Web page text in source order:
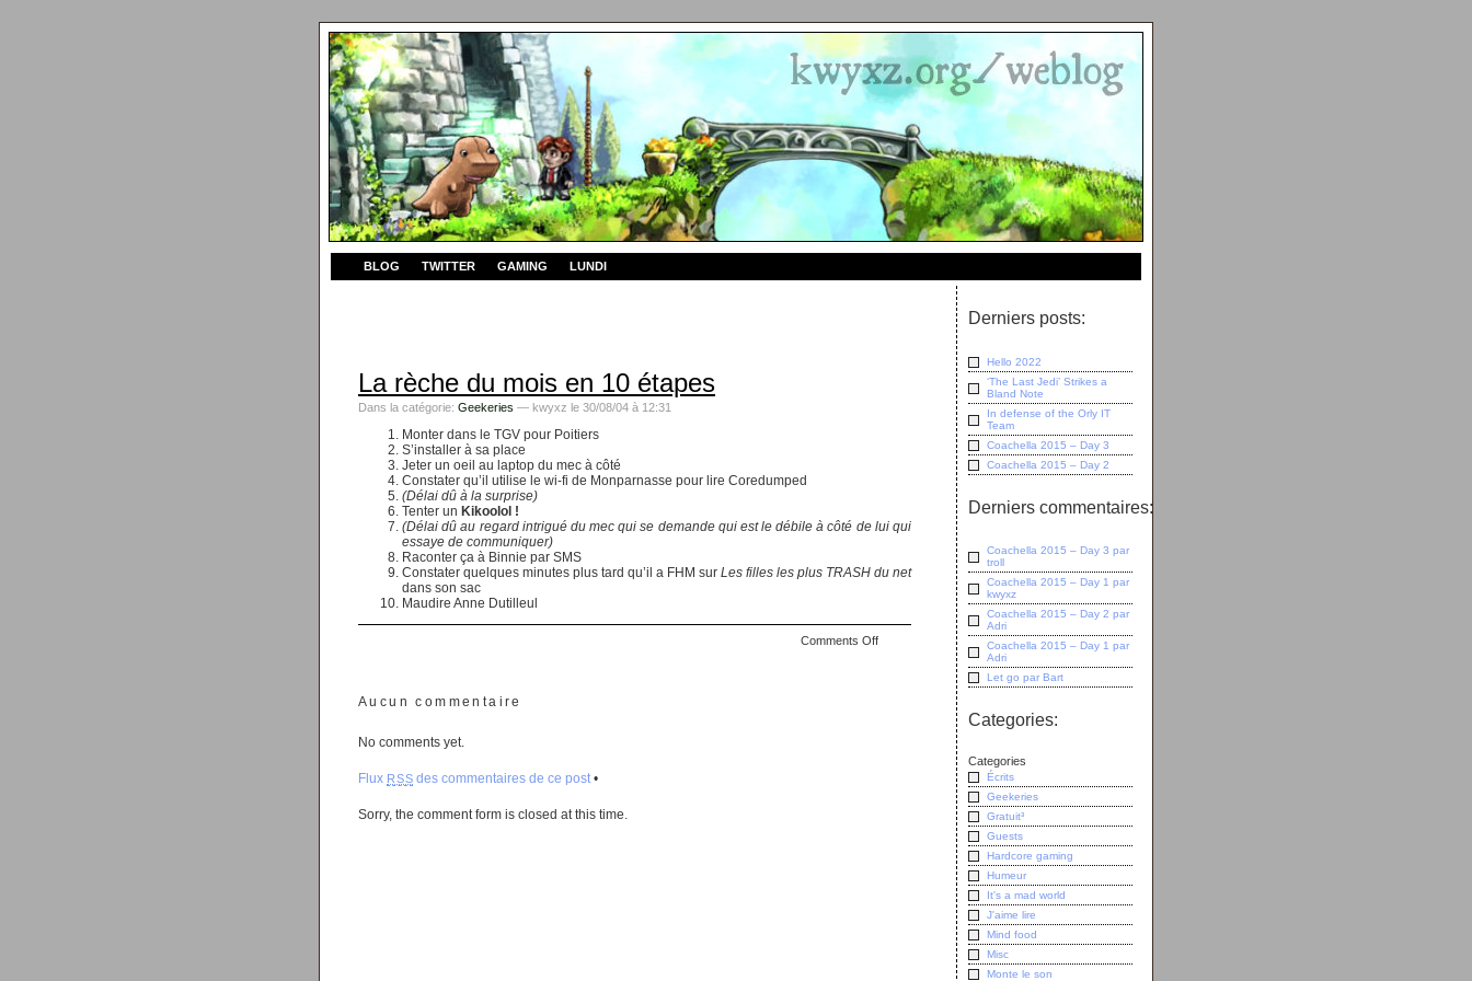
BLOG TWITTER GAMING LUNDI
La rèche du mois en 10 étapes
Dans la catégorie: Geekeries — kwyxz le 30/08/04 à 12:31
Monter dans le TGV pour Poitiers
S’installer à sa place
Jeter un oeil au laptop du mec à côté
Constater qu’il utilise le wi-fi de Monparnasse pour lire Coredumped
(Délai dû à la surprise)
Tenter un Kikoolol !
(Délai dû au regard intrigué du mec qui se demande qui est le débile à côté de lui qui
essaye de communiquer)
Raconter ça à Binnie par SMS
Constater quelques minutes plus tard qu’il a FHM sur Les filles les plus TRASH du net
dans son sac
Maudire Anne Dutilleul
Comments Offon
Aucun commentaire
No comments yet.
Flux RSS des commentaires de ce post•
Sorry, the comment form is closed at this time.
Derniers posts:
Hello 2022
‘The Last Jedi’ Strikes a
Bland Note
In defense of the Orly IT
Team
Coachella 2015 – Day 3
Coachella 2015 – Day 2
Derniers commentaires:
Coachella 2015 – Day 3 par
troll
Coachella 2015 – Day 1 par
kwyxz
Coachella 2015 – Day 2 par
Adri
Coachella 2015 – Day 1 par
Adri
Let go par Bart
Categories:
Categories
Écrits
Geekeries
Gratuit³
Guests
Hardcore gaming
Humeur
It's a mad world
J'aime lire
Mind food
Misc
Monte le son